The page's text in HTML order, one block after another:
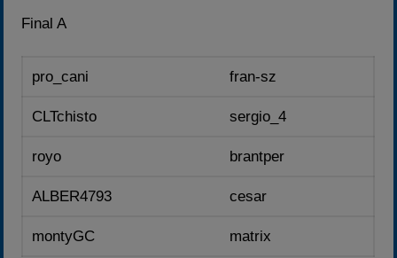
Final A
pro_cani fran-sz
CLTchisto sergio_4
royo brantper
ALBER4793 cesar
montyGC matrix